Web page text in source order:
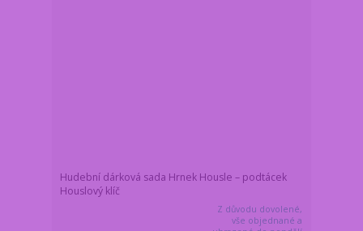
Hudební dárková sada Hrnek Housle – podtácek
Houslový klíč
Z důvodu dovolené,
vše objednané a